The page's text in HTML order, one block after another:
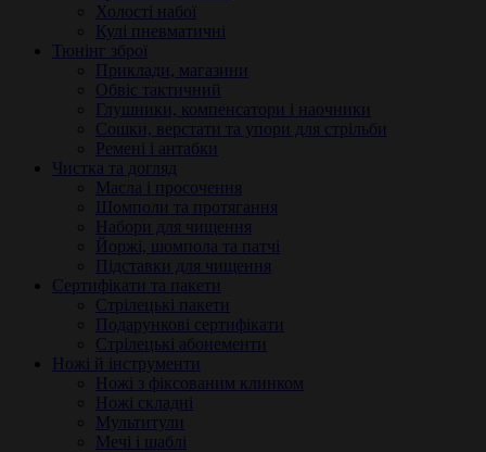
Холості набої
Кулі пневматичні
Тюнінг зброї
Приклади, магазини
Обвіс тактичний
Глушники, компенсатори і наочники
Сошки, верстати та упори для стрільби
Ремені і антабки
Чистка та догляд
Масла і просочення
Шомполи та протягання
Набори для чищення
Йоржі, шомпола та патчі
Підставки для чищення
Сертифікати та пакети
Стрілецькі пакети
Подарункові сертифікати
Стрілецькі абонементи
Ножі й інструменти
Ножі з фіксованим клинком
Ножі складні
Мультитули
Мечі і шаблі